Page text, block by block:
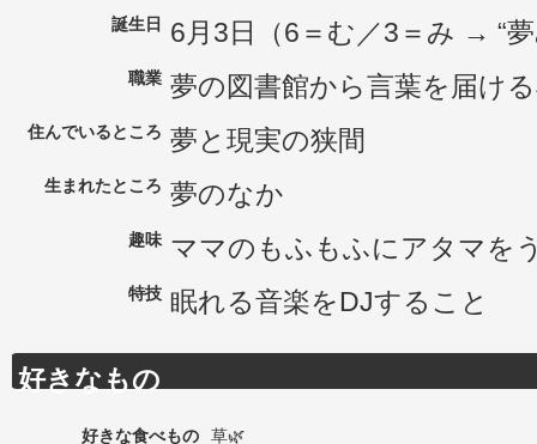
誕生日 6月3日（6＝む／3＝み → “
職業 夢の図書館から言葉を届け
住んでいるところ 夢と現実の狭間
生まれたところ 夢のなか
趣味 ママのもふもふにアタマを
特技 眠れる音楽をDJすること
好きなもの
好きな食べもの 草🌿